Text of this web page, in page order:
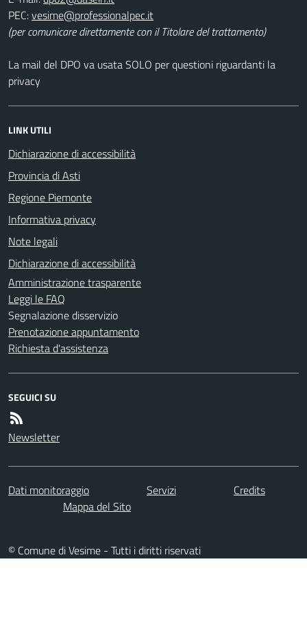
PEC:
(per comunicare direttamente con il Titolare del trattamento)
La mail del DPO va usata SOLO per questioni riguardanti la
privacy
LINK UTILI
Dichiarazione di accessibilità
Provincia di Asti
Regione Piemonte
Informativa privacy
Note legali
Dichiarazione di accessibilità
Amministrazione trasparente
Leggi le FAQ
Segnalazione disservizio
Prenotazione appuntamento
Richiesta d'assistenza
SEGUICI SU
Newsletter
Dati monitoraggio Servizi
Credits
Mappa del Sito
© Comune di Vesime - Tutti i diritti riservati